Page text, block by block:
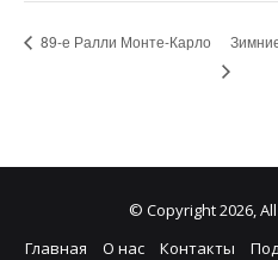
89-е Ралли Монте-Карло
© Copyright 2026,
Главная
О нас Контакты